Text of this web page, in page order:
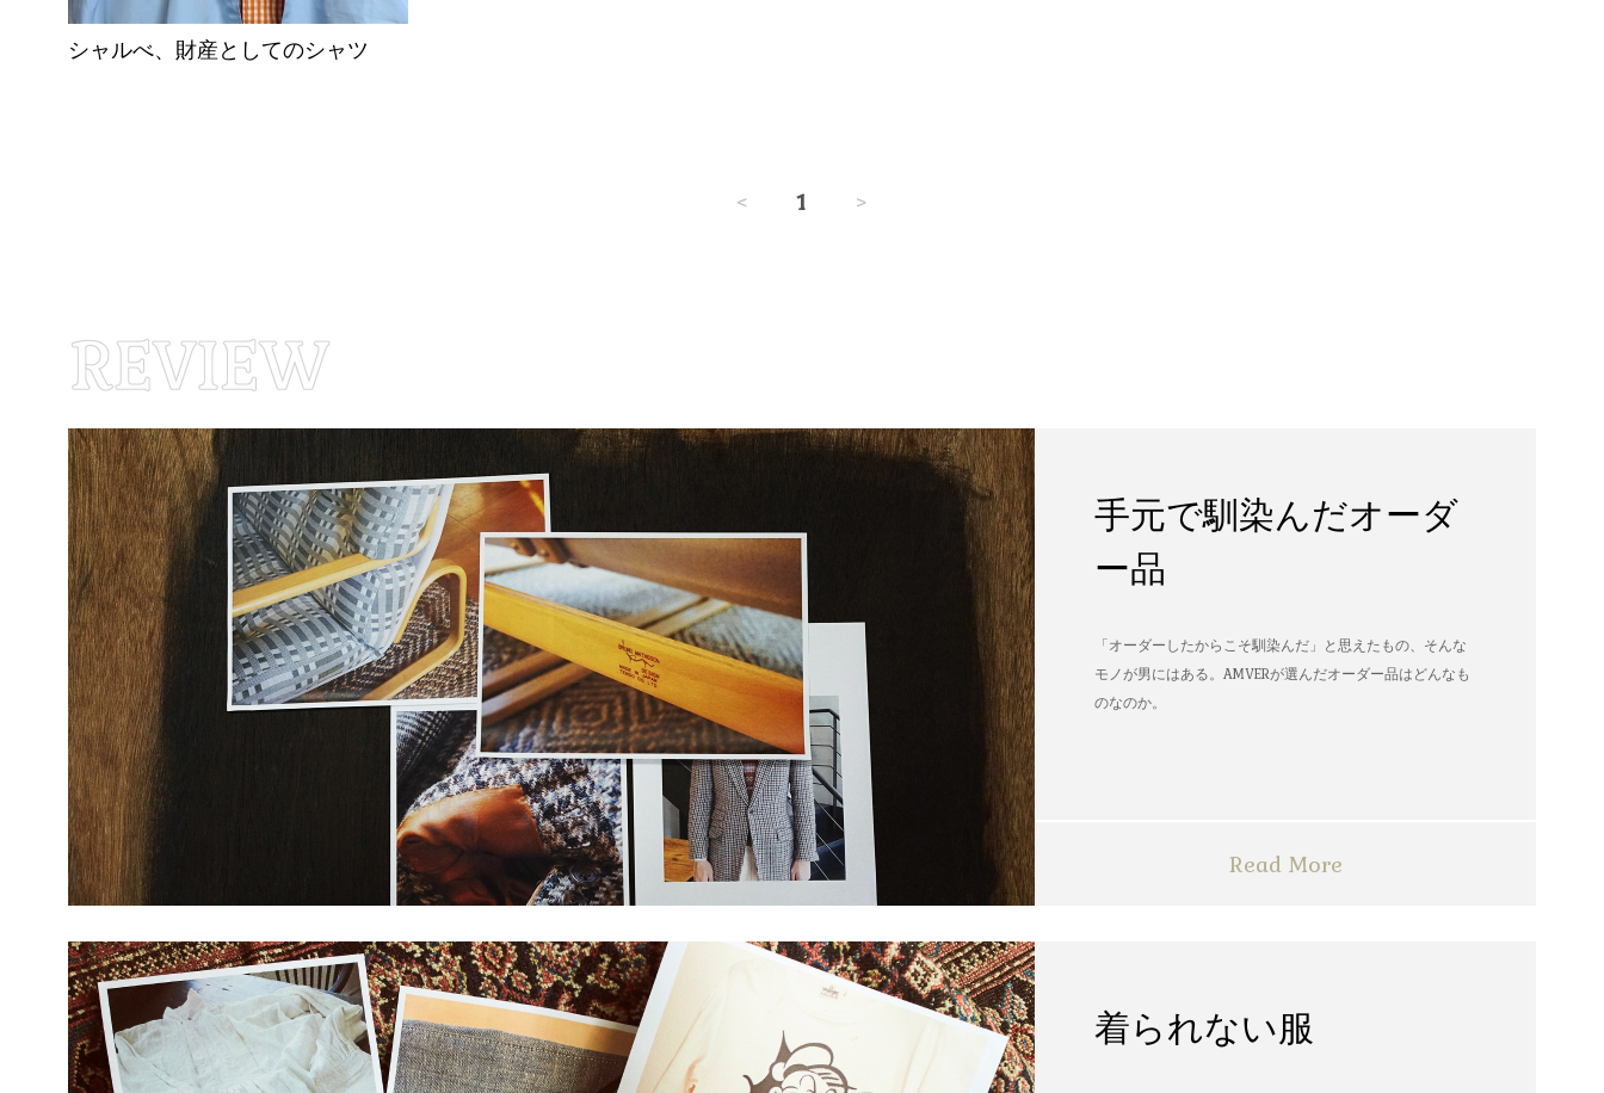
シャルべ、財産としてのシャツ
< 1 >
手元で馴染んだオーダ
ー品
「オーダーしたからこそ馴染んだ」と思えたもの、そんな
モノが男にはある。AMVERが選んだオーダー品はどんなも
のなのか。
Read More
着られない服